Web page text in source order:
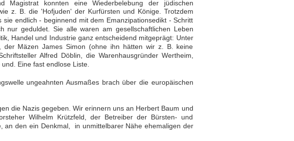
Magistrat konnten eine Wiederbelebung der jüdischen
z. B. die 'Hofjuden' der Kurfürsten und Könige. Trotzdem
endlich - beginnend mit dem Emanzipationsedikt - Schritt
nur geduldet. Sie alle waren am gesellschaftlichen Leben
Handel und Industrie ganz entscheidend mitgeprägt: Unter
der Mäzen James Simon (ohne ihn hätten wir z. B. keine
Alfred Döblin, die Warenhausgründer Wertheim,
Eine fast endlose Liste.
ungeahnten Ausmaßes brach über die europäischen
die Nazis gegeben. Wir erinnern uns an Herbert Baum und
Wilhelm Krützfeld, der Betreiber der Bürsten- und
an den ein Denkmal, in unmittelbarer Nähe ehemaligen der